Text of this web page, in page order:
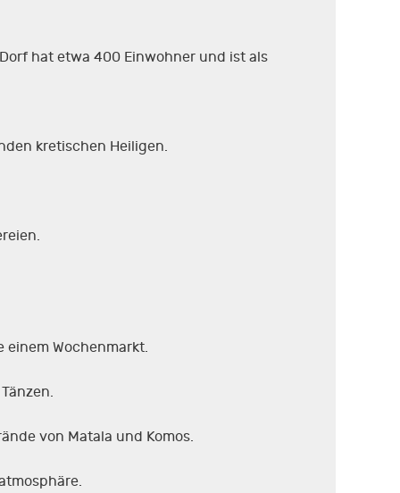
hat etwa 400 Einwohner und ist als
kretischen Heiligen.
Wochenmarkt.
von Matala und Komos.